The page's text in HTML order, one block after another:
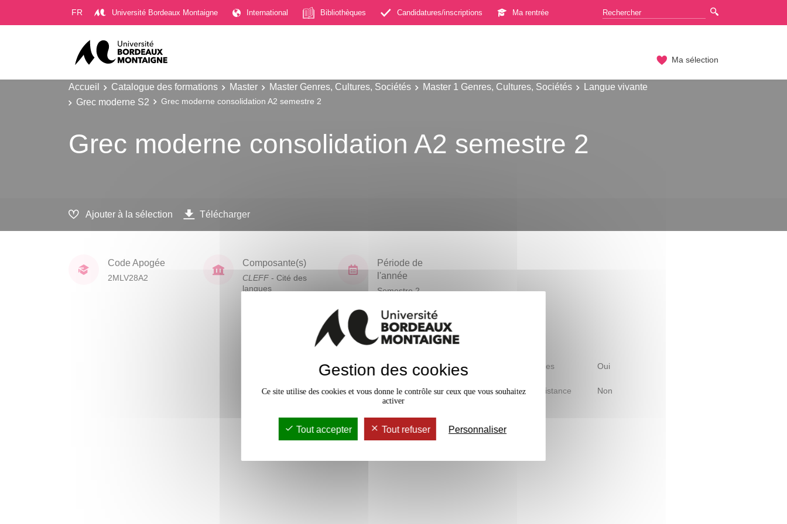
FR Université Bordeaux Montaigne International Bibliothèques Candidatures/inscriptions Ma rentrée
Ma sélection
Accueil Catalogue des formations Master Master Genres, Cultures, Sociétés Master 1 Genres, Cultures, Sociétés
Langue vivante
Grec moderne S2
Grec moderne consolidation A2 semestre 2
Grec moderne consolidation A2 semestre 2
Ajouter à la sélection Télécharger
Code Apogée
2MLV28A2
Composante(s)
CLEFF - Cité des
langues
Période de
l'année
Semestre 2
Mobilité d'études Oui
Accessible à distance Non
Gestion des cookies
Ce site utilise des cookies et vous donne le contrôle sur ceux que vous souhaitez
activer
Tout accepter Tout refuser Personnaliser